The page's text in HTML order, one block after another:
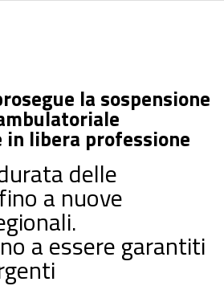
e in libera professione
la sospensione
libera professione
delle
a nuove
a essere garantiti